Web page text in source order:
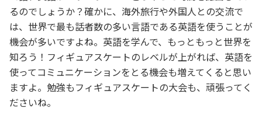
るのでしょうか？確かに、海外旅行や外国人との交流で
は、世界で最も話者数の多い言語である英語を使うことが
機会が多いですよね。英語を学んで、もっともっと世界を
知ろう！フィギュアスケートのレベルが上がれば、英語を
使ってコミュニケーションをとる機会も増えてくると思い
ますよ。勉強もフィギュアスケートの大会も、頑張ってく
ださいね。